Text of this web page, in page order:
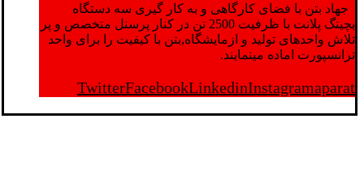
جهاد بتن با فضای کارگاهی و به کار گیری سه دستگاه
بچینگ پلانت با ظرفیت 2500 تن در کنار پرسنل متخصص و پر
تلاش واحدهای تولید و ازمایشگاه,بتن با کیفیت را برای واحد
ترانسپورت اماده مینمایند.
TwitterFacebookLinkedinInstagramaparat